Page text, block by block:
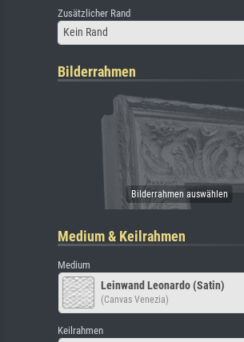
Zusätzlicher Rand
Kein Rand
Bilderrahmen
Medium & Keilrahmen
Medium
Leinwand Leonardo (Satin)
(Canvas Venezia)
Keilrahmen